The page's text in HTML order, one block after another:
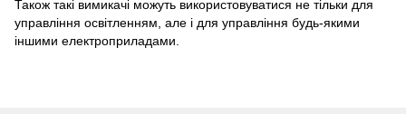
Також такі вимикачі можуть використовуватися не тільки для
управління освітленням, але і для управління будь-якими
іншими електроприладами.